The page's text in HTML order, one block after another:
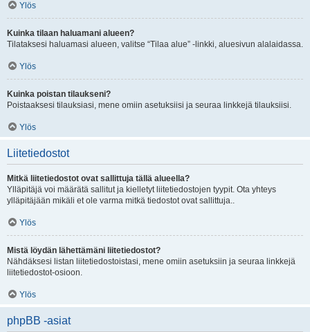
Ylös
Kuinka tilaan haluamani alueen?
Tilataksesi haluamasi alueen, valitse “Tilaa alue” -linkki, aluesivun alalaidassa.
Ylös
Kuinka poistan tilaukseni?
Poistaaksesi tilauksiasi, mene omiin asetuksiisi ja seuraa linkkejä tilauksiisi.
Ylös
Liitetiedostot
Mitkä liitetiedostot ovat sallittuja tällä alueella?
Ylläpitäjä voi määrätä sallitut ja kielletyt liitetiedostojen tyypit. Ota yhteys
ylläpitäjään mikäli et ole varma mitkä tiedostot ovat sallittuja..
Ylös
Mistä löydän lähettämäni liitetiedostot?
Nähdäksesi listan liitetiedostoistasi, mene omiin asetuksiin ja seuraa linkkejä
liitetiedostot-osioon.
Ylös
phpBB -asiat